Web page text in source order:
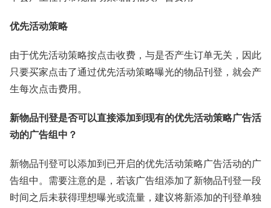
优先活动策略
由于优先活动策略按点击收费，与是否产生订单无关，因此
只要买家点击了通过优先活动策略曝光的物品刊登，就会产
生每次点击费用。
新物品刊登是否可以直接添加到现有的优先活动策略广告活
动的广告组中？
新物品刊登可以添加到已开启的优先活动策略广告活动的广
告组中。需要注意的是，若该广告组添加了新物品刊登一段
时间之后未获得理想曝光或流量，建议将新添加的刊登单独